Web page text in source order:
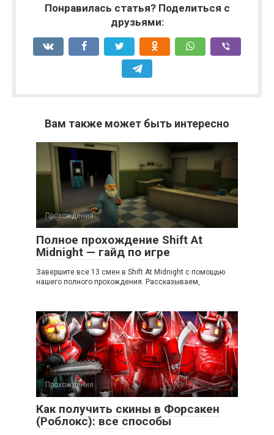
Понравилась статья? Поделиться с
друзьями:
Вам также может быть интересно
Прохождения
Полное прохождение Shift At
Midnight — гайд по игре
Завершите все 13 смен в Shift At Midnight с помощью
нашего полного прохождения. Рассказываем,
Прохождения
Как получить скины в Форсакен
(Роблокс): все способы